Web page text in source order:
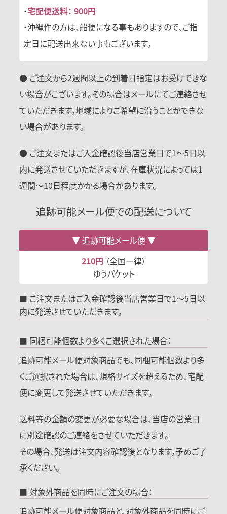
・宅配便送料： 900円
・沖縄件の方は、船便になる事もありますので、ご指
定日に配送出来ない事もございます。
● ご注文から2週間以上の到着日指定はお受けできな
い場合がこざいます。その場合はメールにてご連絡させ
ていただきます。地域によりご希望に沿うことができな
い場合があります。
● ご注文またはご入金確認後当店営業日で1〜5日以
内に発送させていただきますが、在庫状況によっては1
週間〜10日程度かかる場合があります。
追跡可能メール便での配送について
追跡可能メール便
210円 （全国一律）
ゆうパケット
■ ご注文またはご入金確認後当店営業日で1～5日以
内に発送させていただきます。
■ 同梱可能個数より多くご選択された場合：
追跡可能メール便対象商品でも、同梱可能個数より多
くご選択された場合は、規格サイズを超えるため、宅配
便に変更して発送させていただきます。
送料等の金額の変更が必要な場合は、当店の営業日
に別途確認のご連絡をさせていただきます。
その場合、発送は注文内容確認後となります。予めご了
承ください。
■ 対象外商品を同時にご注文の場合：
追跡可能メール便対象商品と、対象外商品を同時にご